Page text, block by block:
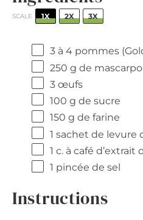
SCALE 1X 2X 3X
3 à 4 pommes
250 g de
3 œufs
100 g de sucre
150 g de farine
1 sachet de levure
1 c. à café d’extrait
1 pincée de sel
Instructions